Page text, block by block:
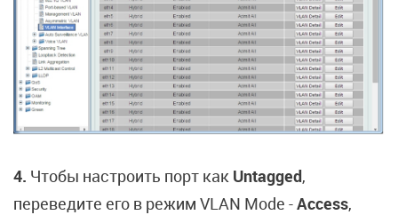
4. Чтобы настроить порт как Untagged,
переведите его в режим VLAN Mode -Access,